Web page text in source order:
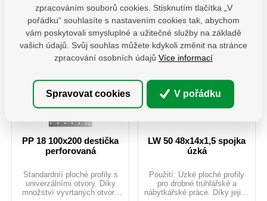
BF 441301 38,93 Kč / ks BF 441501 48,16 Kč / ks
PP 18 100x200 destička
perforovaná
Standardníí ploché profily s
univerzálními otvory. Díky
množství vyvrtaných otvorů
LW 50 48x14x1,5 spojka
úzká
Použití: Úzké ploché profily
pro drobné truhlářské a
nábytkářské práce. Díky jejich
zpracováním souborů cookies. Stisknutím tlačítka „V
pořádku“ souhlasíte s nastavením cookies tak, abychom
vám poskytovali smysluplné a užitečné služby na základě
vašich údajů. Svůj souhlas můžete kdykoli změnit na stránce
zpracování osobních údajů Více informací
Spravovat cookies V pořádku